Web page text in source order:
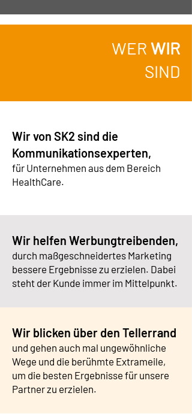
WER WIR
SIND
Wir von SK2 sind die
Kommunikationsexperten,
für Unternehmen aus dem Bereich
HealthCare.
​Wir helfen Werbungtreibenden,
durch maßgeschneidertes Marketing
bessere Ergebnisse zu erzielen. Dabei
steht der Kunde immer im Mittelpunkt.
Wir blicken über den Tellerrand
und gehen auch mal ungewöhnliche
Wege und die berühmte Extrameile,
um die besten Ergebnisse für unsere
Partner zu erzielen.